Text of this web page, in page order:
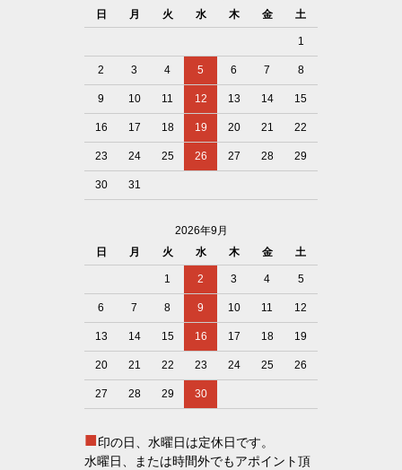
日
月 火 水 木 金 土
1
2 3 4 5 6 7 8
9 10 11 12 13 14 15
16 17 18 19 20 21 22
23 24 25 26 27 28 29
30 31
2026年9月
日
月 火 水 木 金 土
1 2 3 4 5
6 7 8 9 10 11 12
13 14 15 16 17 18 19
20 21 22 23 24 25 26
27 28 29 30
■印の日、水曜日は定休日です。
水曜日、または時間外でもアポイント頂